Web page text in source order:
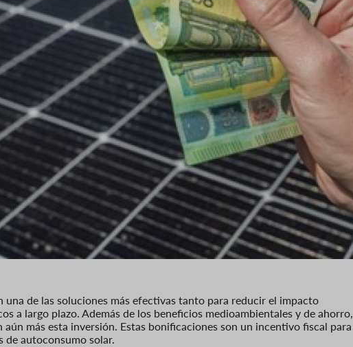
una de las soluciones más efectivas tanto para reducir el impacto
a largo plazo. Además de los beneficios medioambientales y de ahorro,
más esta inversión. Estas bonificaciones son un incentivo fiscal para
autoconsumo solar.